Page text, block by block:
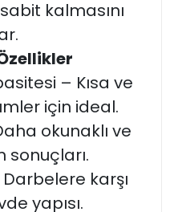
kalmasını
– Kısa ve
için ideal.
okunaklı ve
sonuçları.
karşı
yapısı.